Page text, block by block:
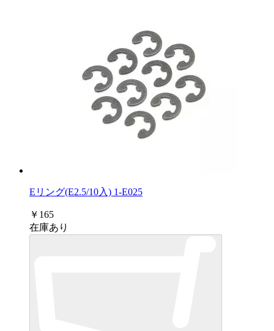
Eリング(E2.5/10入) 1-E025
￥165
在庫あり